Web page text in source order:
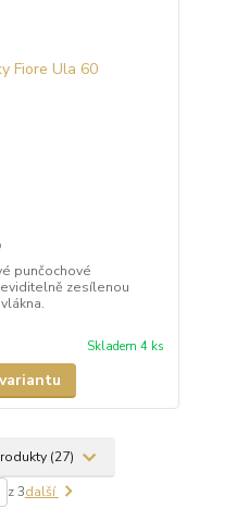
punčochové
zesílenou
Skladem 4 ks
(27)
z 3další